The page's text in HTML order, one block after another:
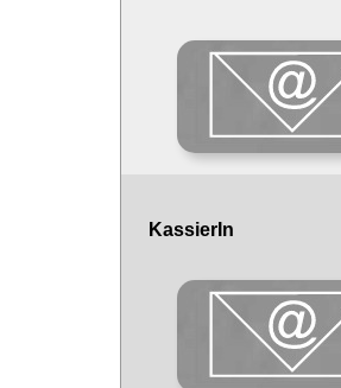
KassierIn